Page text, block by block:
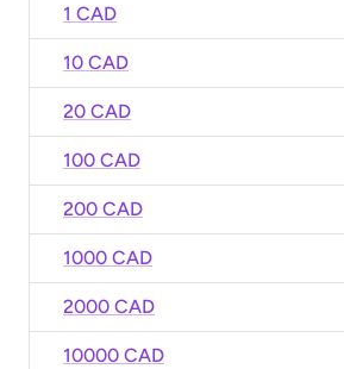
1 CAD
10 CAD
20 CAD
100 CAD
200 CAD
1000 CAD
2000 CAD
10000 CAD